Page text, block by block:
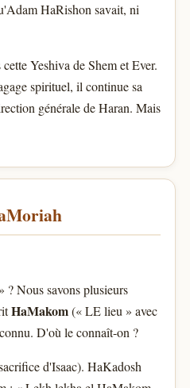
HaRishon savait, ni
Yeshiva de Shem et Ever.
spirituel, il continue sa
générale de Haran. Mais
? Nous savons plusieurs
HaMakom(« LE lieu » avec
D'où le connaît-on ?
d'Isaac). HaKadosh